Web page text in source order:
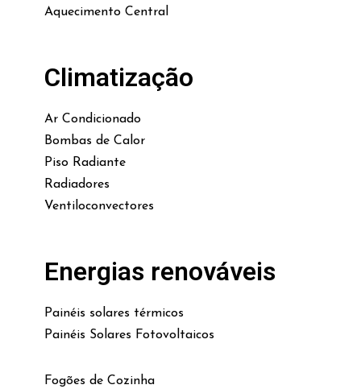
Aquecimento Central
Climatização
Ar Condicionado
Bombas de Calor
Piso Radiante
Radiadores
Ventiloconvectores
Energias renováveis
Painéis solares térmicos
Painéis Solares Fotovoltaicos
Fogões de Cozinha